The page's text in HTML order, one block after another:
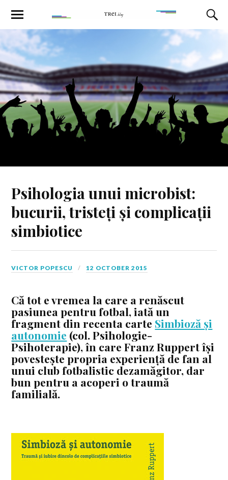
Psihologia unui microbist:
bucurii, tristeți și complicații
simbiotice
VICTOR POPESCU 12 OCTOBER 2015
Că tot e vremea la care a renăscut
pasiunea pentru fotbal, iată un
fragment din recenta carte Simbioză și
autonomie (col. Psihologie-
Psihoterapie), în care Franz Ruppert își
povestește propria experiență de fan al
unui club fotbalistic dezamăgitor, dar
bun pentru a acoperi o traumă
familială.